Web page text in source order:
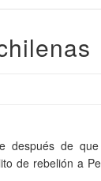
después de
de rebelión a